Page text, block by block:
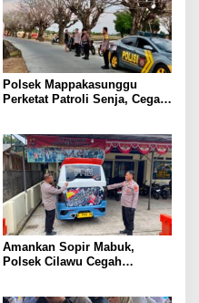
Polsek Mappakasunggu
Perketat Patroli Senja, Cegah
Amankan Sopir Mabuk,
Polsek Cilawu Cegah